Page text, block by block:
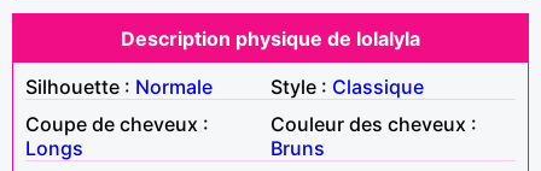
Description physique de lolalyla
Silhouette : Normale Style : Classique
Coupe de cheveux :
Longs
Couleur des cheveux :
Bruns